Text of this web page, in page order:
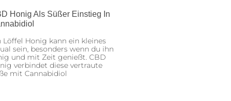
Honig Als Süßer Einstieg In
Löffel Honig kann ein kleines
sein, besonders wenn du ihn
und mit Zeit genießt. CBD
verbindet diese vertraute
mit Cannabidiol